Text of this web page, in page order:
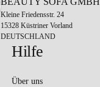
Kleine Friedensstr. 24
15328 Küstriner Vorland
DEUTSCHLAND
Hilfe
Über uns